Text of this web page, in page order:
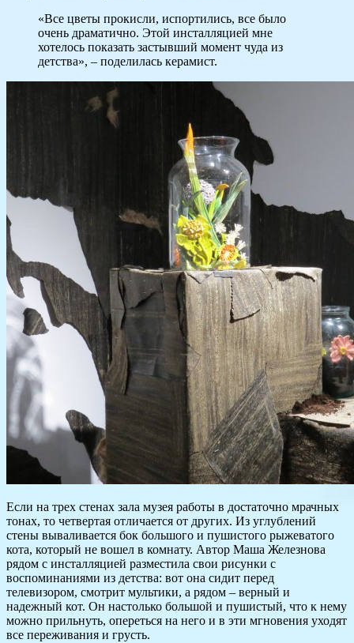
«Все цветы прокисли, испортились, все было
очень драматично. Этой инсталляцией мне
хотелось показать застывший момент чуда из
детства», – поделилась керамист.
Если на трех стенах зала музея работы в достаточно мрачных
тонах, то четвертая отличается от других. Из углублений
стены вываливается бок большого и пушистого рыжеватого
кота, который не вошел в комнату. Автор Маша Железнова
рядом с инсталляцией разместила свои рисунки с
воспоминаниями из детства: вот она сидит перед
телевизором, смотрит мультики, а рядом – верный и
надежный кот. Он настолько большой и пушистый, что к нему
можно прильнуть, опереться на него и в эти мгновения уходят
все переживания и грусть.